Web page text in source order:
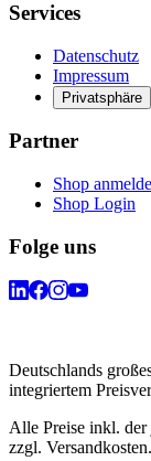
Services
Datenschutz
Impressum
Privatsphäre
Partner
Shop
Shop Login
Folge uns
Deutschlands
integriertem
Alle Preise inkl.
zzgl.